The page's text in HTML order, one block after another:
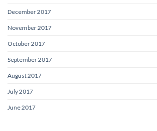
December 2017
November 2017
October 2017
September 2017
August 2017
July 2017
June 2017